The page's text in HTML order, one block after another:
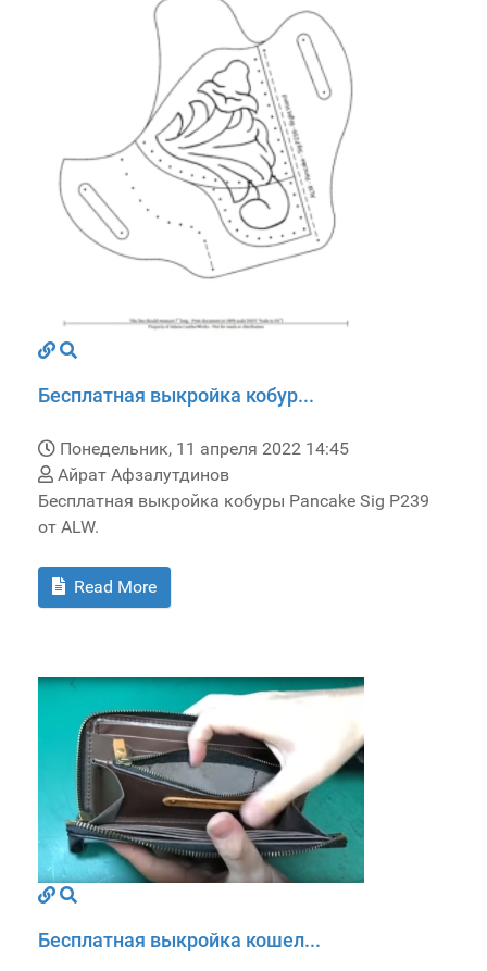
Бесплатная выкройка кобур...
Понедельник, 11 апреля 2022 14:45
Айрат Афзалутдинов
Бесплатная выкройка кобуры Pancake Sig P239
от ALW.
Read More
Бесплатная выкройка кошел...